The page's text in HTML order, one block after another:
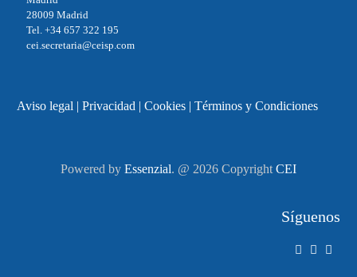
28009 Madrid
Tel. +34 657 322 195
cei.secretaria@ceisp.com
Aviso legal | Privacidad | Cookies| Términos y Condiciones
Powered by Essenzial. @ 2026 Copyright CEI
Síguenos